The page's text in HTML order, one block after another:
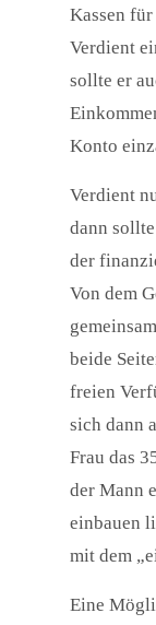
Kassen
Verdient
sollte er
Konto
Verdient
dann
der
Von dem
beide
freien
sich dann
Frau das
der Mann
einbauen
mit dem
Eine